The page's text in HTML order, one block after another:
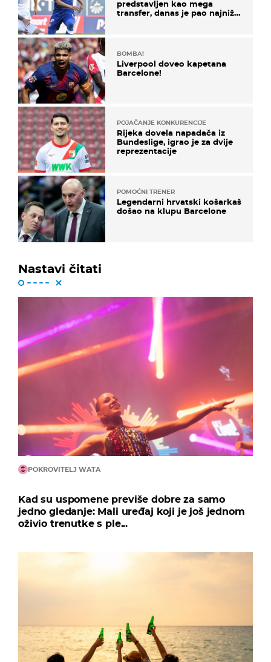
predstavljen kao mega
transfer, danas je pao najniže
BOMBA!
Liverpool doveo kapetana
Barcelone!
POJAČANJE KONKURENCIJE
Rijeka dovela napadača iz
Bundeslige, igrao je za dvije
reprezentacije
POMOĆNI TRENER
Legendarni hrvatski košarkaš
došao na klupu Barcelone
Nastavi čitati
POKROVITELJ WATA
Kad su uspomene previše dobre za samo
jedno gledanje: Mali uređaj koji je još jednom
oživio trenutke s ple...